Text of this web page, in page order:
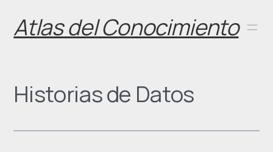
content
Atlas del Conocimiento
Historias de Datos